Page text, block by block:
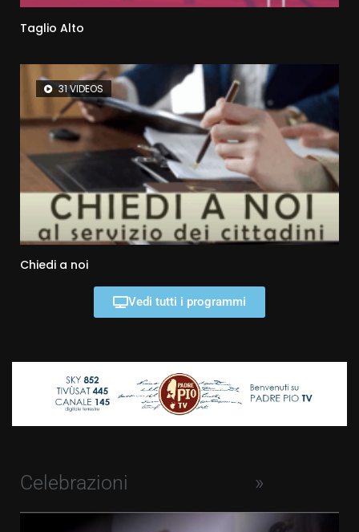
Taglio Alto
31 VIDEOS
Chiedi a noi
Vedi tutti i programmi
Celebrazioni »